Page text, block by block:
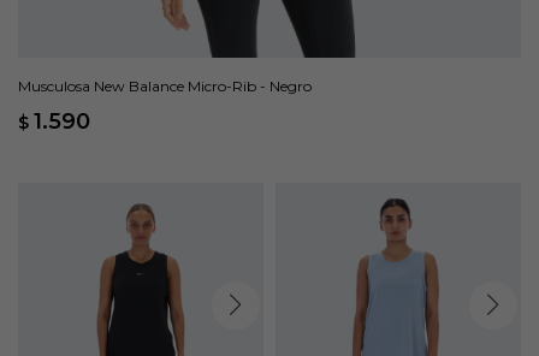
Musculosa New Balance Micro-Rib - Negro
$ 1.590